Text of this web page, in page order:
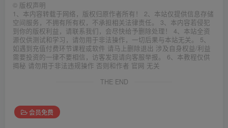
© 版权声明
1、本内容转载于网络，版权归原作者所有！ 2、本站仅提供信息存储
空间服务，不拥有所有权，不承担相关法律责任。 3、本内容若侵犯
到你的版权利益，请联系我们，会尽快给予删除处理！ 4、本站全资
源仅供测试和学习，请勿用于非法操作，一切后果与本站无关。 5、
如遇到充值付费环节课程或软件 请马上删除退出 涉及自身权益/利益
需要投资的一律不要相信，访客发现请向客服举报。 6、本教程仅供
揭秘 请勿用于非法违规操作 否则和作者 官网 无关
THE END
会员免费